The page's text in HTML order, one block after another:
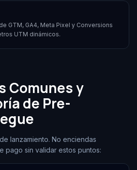
GTM, GA4, Meta Pixel y Conversions
UTM dinámicos.
Comunes y
de Pre-
lanzamiento. No enciendas
pago sin validar estos puntos: